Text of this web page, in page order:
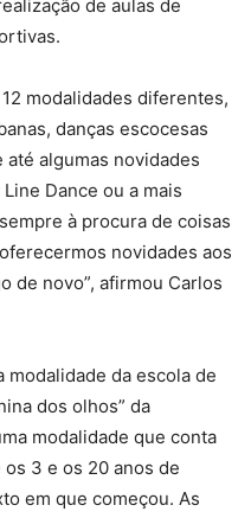
de aulas de
modalidades diferentes,
danças escocesas
até algumas novidades
Dance ou a mais
à procura de coisas
novidades aos
de novo”, afirmou Carlos
modalidade da escola de
dos olhos” da
modalidade que conta
3 e os 20 anos de
em que começou. As